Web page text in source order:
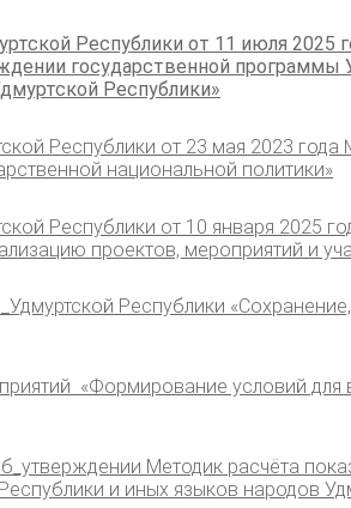
Республики от 11 июля
государственной
Республики»
Республики от 23 мая 2023
национальной политики»
Республики от 10 января
проектов, мероприятий и
Республики
«Формирование условий
Методик расчёта
и иных языков народов